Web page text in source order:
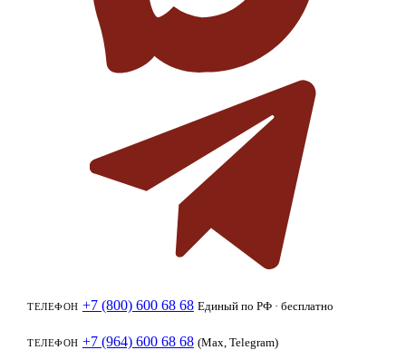
ТЕЛЕФОН +7 (800) 600 68 68 Единый по РФ · бесплатно
ТЕЛЕФОН +7 (964) 600 68 68 (Max, Telegram)